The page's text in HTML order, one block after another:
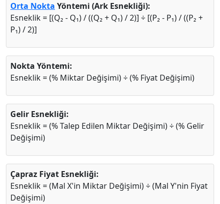
Orta Nokta Yöntemi (Ark Esnekliği):
Esneklik = [(Q₂ - Q₁) / ((Q₂ + Q₁) / 2)] ÷ [(P₂ - P₁) / ((P₂ +
P₁) / 2)]
Nokta Yöntemi:
Esneklik = (% Miktar Değişimi) ÷ (% Fiyat Değişimi)
Gelir Esnekliği:
Esneklik = (% Talep Edilen Miktar Değişimi) ÷ (% Gelir
Değişimi)
Çapraz Fiyat Esnekliği:
Esneklik = (Mal X'in Miktar Değişimi) ÷ (Mal Y'nin Fiyat
Değişimi)